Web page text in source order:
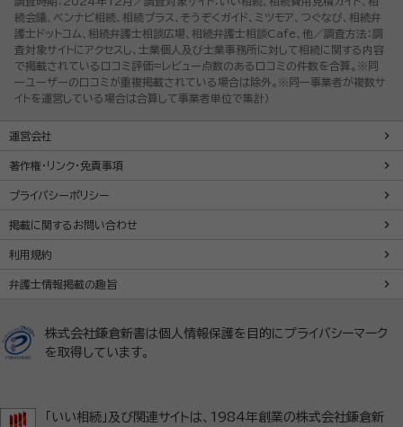
続会議、ベンナビ相続、相続プラス、そうぞくガイド、ミツモア、つぐなび、相続弁
護士ドットコム、相続弁護士相談広場、相続弁護士相談Cafe、他／調査方法：調
査対象サイトにアクセスし、士業個人及び士業事務所に対して相続に関する内容
で掲載されている口コミ評価=レビュー点数のある口コミの件数を合算。※同
一ユーザーの口コミが重複掲載されている場合は除外。※同一事業者が複数サ
イトを運営している場合は合算して事業者単位で集計）
運営会社
著作権・リンク・免責事項
プライバシーポリシー
掲載に関するお問い合わせ
利用規約
弁護士情報掲載の趣旨
株式会社鎌倉新書は個人情報保護を目的にプライバシーマーク
を取得しています。
「いい相続」及び関連サイトは、1984年創業の株式会社鎌倉新